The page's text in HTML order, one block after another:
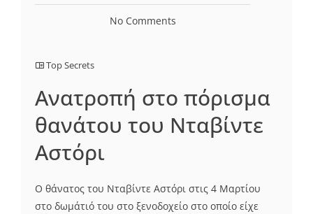
No Comments
Top Secrets
Ανατροπή στο πόρισμα
θανάτου του Νταβίντε
Αστόρι
Ο θάνατος του Νταβίντε Αστόρι στις 4 Μαρτίου
στο δωμάτιό του στο ξενοδοχείο στο οποίο είχε